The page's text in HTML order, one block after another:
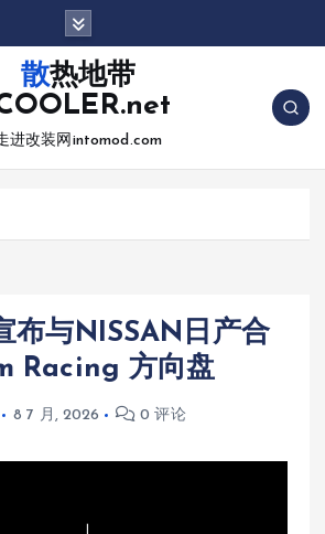
散热地带
进改装网intomod.com
布与NISSAN日产合
Racing 方向盘
8 7 月, 2026 0 评论